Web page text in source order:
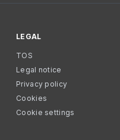
LEGAL
TOS
Legal notice
Privacy policy
Cookies
Cookie settings